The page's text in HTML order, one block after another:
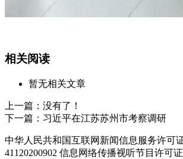
相关阅读
暂无相关文章
上一篇： 没有了！
下一篇： 习近平在江苏苏州市考察调研
中华人民共和国互联网新闻信息服务许可
41120200902 信息网络传播视听节目许可